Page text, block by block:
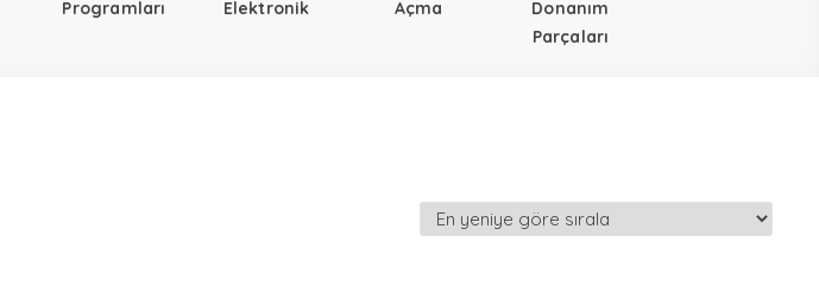
Programları
Elektronik
Açma
Donanım
Parçaları